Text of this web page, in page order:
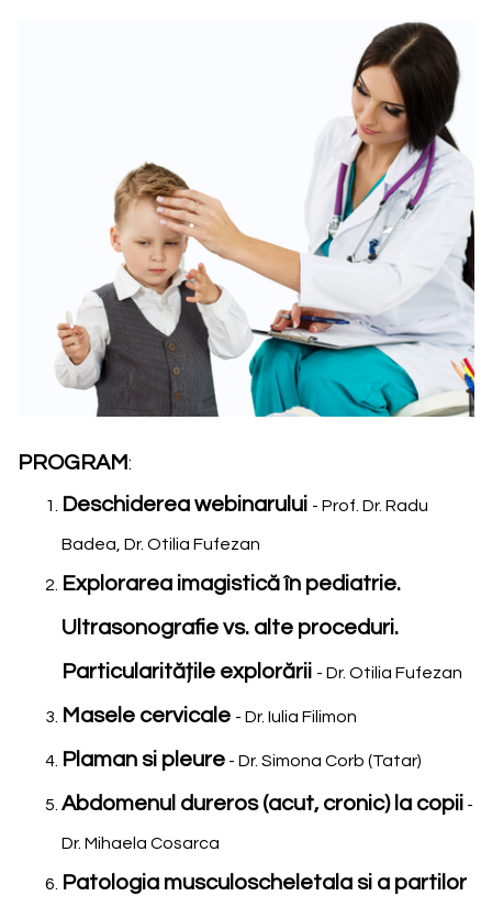
PROGRAM:
Deschiderea webinarului - Prof. Dr. Radu
Badea, Dr. Otilia Fufezan
Explorarea imagistică în pediatrie.
Ultrasonografie vs. alte proceduri.
Particularitățile explorării - Dr. Otilia Fufezan
Masele cervicale - Dr. Iulia Filimon
Plaman si pleure - Dr. Simona Corb (Tatar)
Abdomenul dureros (acut, cronic) la copii -
Dr. Mihaela Cosarca
Patologia musculoscheletala si a partilor